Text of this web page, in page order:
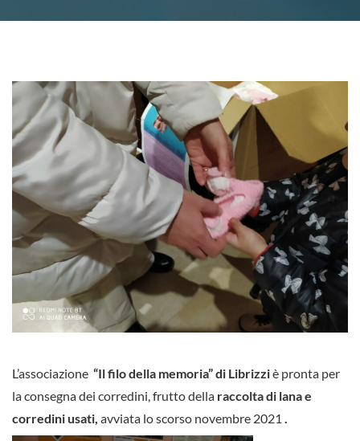
L’associazione “Il filo della memoria” di Librizziè pronta per
la consegna dei corredini, frutto della raccolta di lana e
corredini usati, avviata lo scorso novembre 2021 .